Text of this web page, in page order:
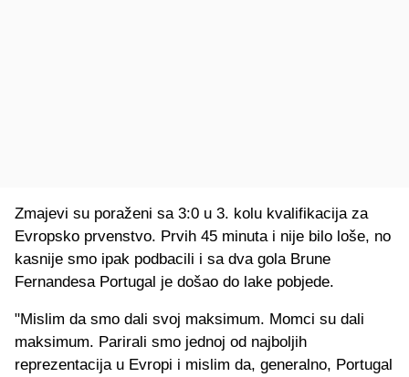
Zmajevi su poraženi sa 3:0 u 3. kolu kvalifikacija za
Evropsko prvenstvo. Prvih 45 minuta i nije bilo loše, no
kasnije smo ipak podbacili i sa dva gola Brune
Fernandesa Portugal je došao do lake pobjede.
"Mislim da smo dali svoj maksimum. Momci su dali
maksimum. Parirali smo jednoj od najboljih
reprezentacija u Evropi i mislim da, generalno, Portugal